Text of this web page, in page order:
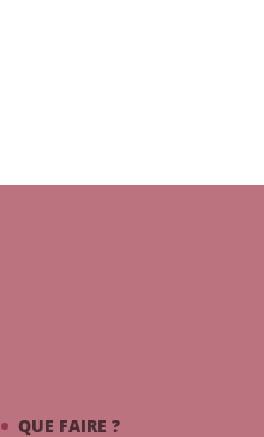
QUE FAIRE ?